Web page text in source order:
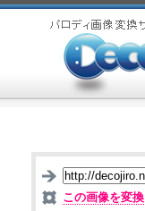
この画像を変換